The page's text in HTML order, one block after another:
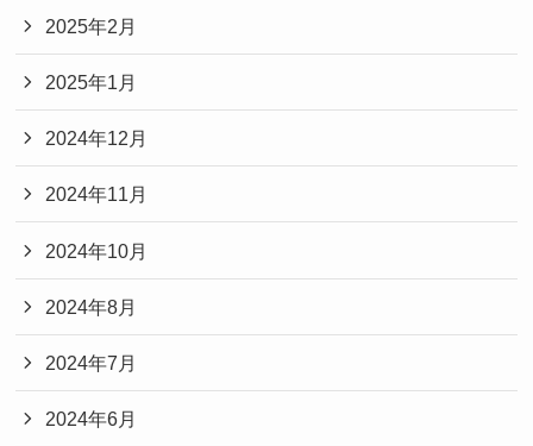
2025年2月
2025年1月
2024年12月
2024年11月
2024年10月
2024年8月
2024年7月
2024年6月